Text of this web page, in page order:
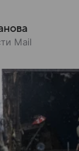
Mail